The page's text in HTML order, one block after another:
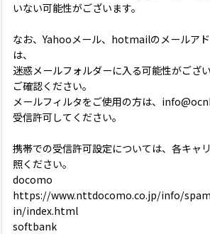
いない可能性がございます。
なお、Yahooメール、hotmailのメールア
は、
迷惑メールフォルダーに入る可能性がござ
ご確認ください。
メールフィルタをご使用の方は、
受信許可してください。
携帯での受信許可設定については、各キャ
照ください。
docomo
https://www.nttdocomo.co.jp/info/
in/index.html
softbank